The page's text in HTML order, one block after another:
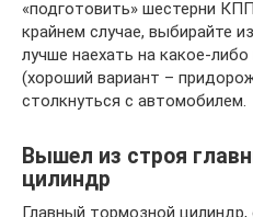
«подготовить» шестерни
крайнем случае, выбирайте
лучше наехать на какое-
(хороший вариант –
столкнуться с автомобилем.
Вышел из строя
цилиндр
Главный тормозной цилиндр,